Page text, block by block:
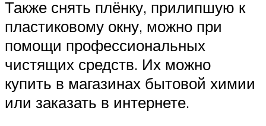
Также снять плёнку, прилипшую к
пластиковому окну, можно при
помощи профессиональных
чистящих средств. Их можно
купить в магазинах бытовой химии
или заказать в интернете.